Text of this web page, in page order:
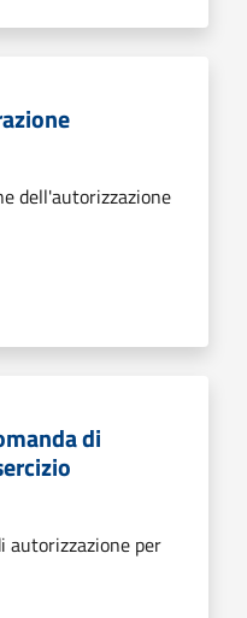
dell'autorizzazione
di
autorizzazione per